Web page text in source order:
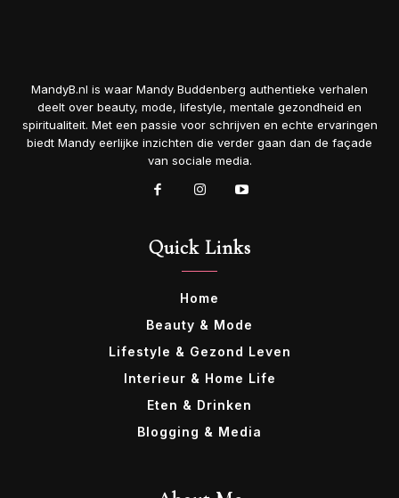
MandyB.nl is waar Mandy Buddenberg authentieke verhalen
deelt over beauty, mode, lifestyle, mentale gezondheid en
spiritualiteit. Met een passie voor schrijven en echte ervaringen
biedt Mandy eerlijke inzichten die verder gaan dan de façade
van sociale media.
Quick Links
Home
Beauty & Mode
Lifestyle & Gezond Leven
Interieur & Home Life
Eten & Drinken
Blogging & Media